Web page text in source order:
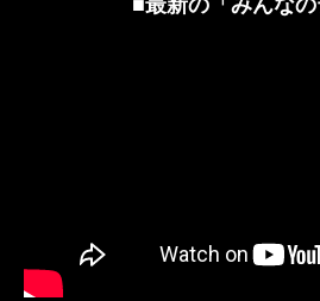
■最新の「みんなの
CM・広告掲載